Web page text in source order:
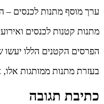
ערך מוסף מתנות לכנסים –
מתנות קטנות לכנסים
הפרסים הקטנים הללו יעשו
בעזרת מתנות ממותגות
כתיבת תגובה